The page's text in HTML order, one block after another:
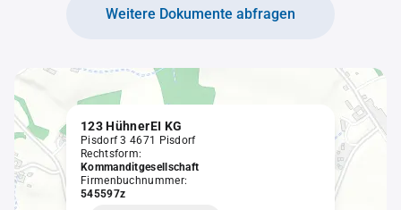
Weitere Dokumente abfragen
123 HühnerEI KG
Pisdorf 3 4671 Pisdorf
Rechtsform:
Kommanditgesellschaft
Firmenbuchnummer:
545597z